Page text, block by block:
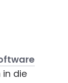
die